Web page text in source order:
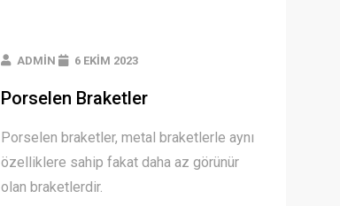
ADMIN 6 EKIM 2023
Porselen Braketler
Porselen braketler, metal braketlerle aynı
özelliklere sahip fakat daha az görünür
olan braketlerdir.